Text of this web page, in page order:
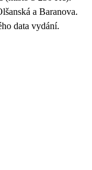
a Baranova.
data vydání.